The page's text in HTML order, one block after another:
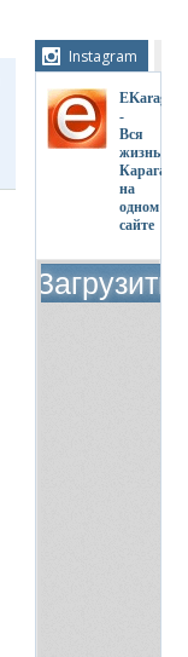
Instagram
-
Вся
жизнь
на
одном
сайте